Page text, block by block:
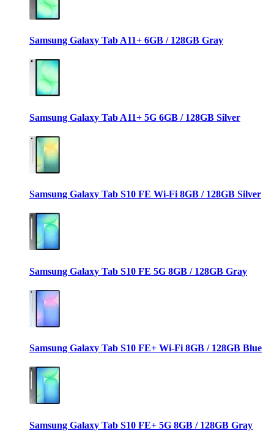
Samsung Galaxy Tab A11+ 6GB / 128GB Gray
Samsung Galaxy Tab A11+ 5G 6GB / 128GB Silver
Samsung Galaxy Tab S10 FE Wi-Fi 8GB / 128GB Silver
Samsung Galaxy Tab S10 FE 5G 8GB / 128GB Gray
Samsung Galaxy Tab S10 FE+ Wi-Fi 8GB / 128GB Blue
Samsung Galaxy Tab S10 FE+ 5G 8GB / 128GB Gray